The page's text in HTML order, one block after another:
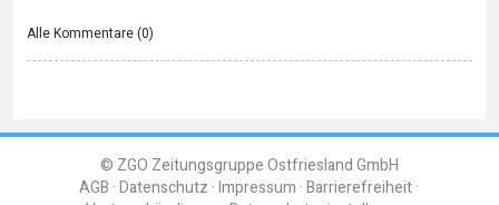
Alle Kommentare (0)
© ZGO Zeitungsgruppe Ostfriesland GmbH
AGB Datenschutz Impressum Barrierefreiheit